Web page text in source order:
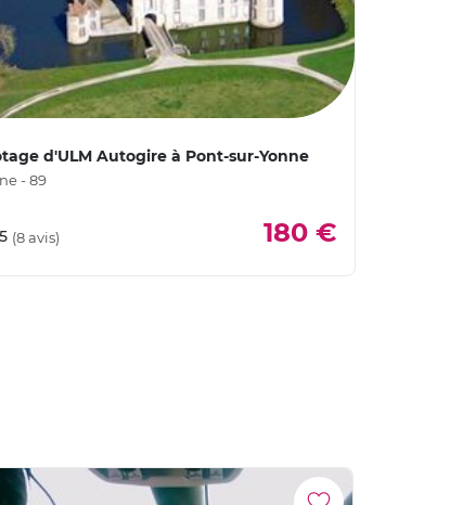
d'ULM Autogire à Pont-sur-Yonne
- 89
5 180 €